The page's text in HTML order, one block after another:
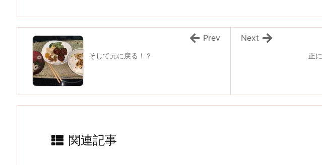
正
Next
そして元に戻る！？
Prev
関連記事